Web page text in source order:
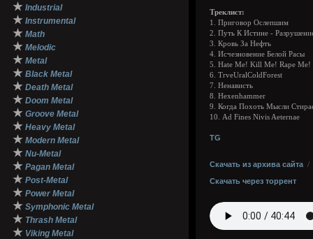
★ Industrial
★ Instrumental
★ Math
★ Melodic
★ Metal
★ Black Metal
★ Death Metal
★ Doom Metal
★ Groove Metal
★ Heavy Metal
★ Modern Metal
★ Nu-Metal
★ Pagan Metal
★ Post-Metal
★ Power Metal
★ Symphonic Metal
★ Thrash Metal
★ Viking Metal
Треклист:
1. Приговор Ослепшим
2. Путь К Истине -
3. Кровь За Нефть
4. Исчезновение Белой Расы
5. Hate Me! Kill Me! Rape Me!
6. TrveUralColdForest
7. Ненависть
8. Hexenhammer
9. Когда Похоть Мысли
10. Ad Fines Nivis Aeternae
TG
Скачать из архива сайта /
Скачать через торрент